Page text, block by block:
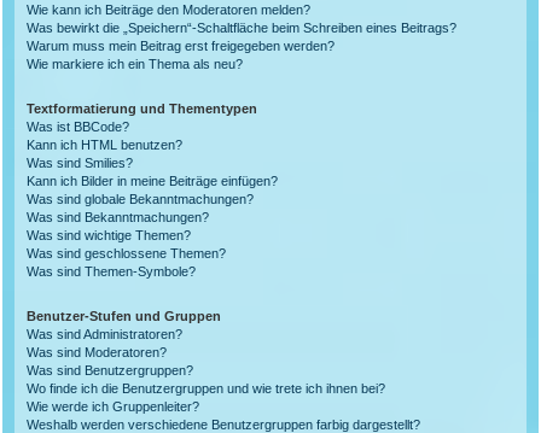
Wie kann ich Beiträge den Moderatoren melden?
Was bewirkt die „Speichern“-Schaltfläche beim Schreiben eines Beitrags?
Warum muss mein Beitrag erst freigegeben werden?
Wie markiere ich ein Thema als neu?
Textformatierung und Thementypen
Was ist BBCode?
Kann ich HTML benutzen?
Was sind Smilies?
Kann ich Bilder in meine Beiträge einfügen?
Was sind globale Bekanntmachungen?
Was sind Bekanntmachungen?
Was sind wichtige Themen?
Was sind geschlossene Themen?
Was sind Themen-Symbole?
Benutzer-Stufen und Gruppen
Was sind Administratoren?
Was sind Moderatoren?
Was sind Benutzergruppen?
Wo finde ich die Benutzergruppen und wie trete ich ihnen bei?
Wie werde ich Gruppenleiter?
Weshalb werden verschiedene Benutzergruppen farbig dargestellt?